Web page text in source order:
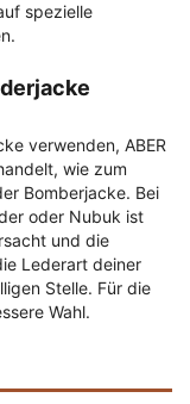
spezielle
verwenden, ABER
wie zum
Bomberjacke. Bei
oder Nubuk ist
und die
Lederart deiner
Stelle. Für die
Wahl.